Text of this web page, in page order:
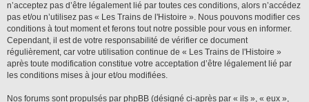
n’acceptez pas d’être légalement lié par toutes ces conditions, alors n’accédez
pas et/ou n’utilisez pas « Les Trains de l'Histoire ». Nous pouvons modifier ces
conditions à tout moment et ferons tout notre possible pour vous en informer.
Cependant, il est de votre responsabilité de vérifier ce document
régulièrement, car votre utilisation continue de « Les Trains de l'Histoire »
après toute modification constitue votre acceptation d’être légalement lié par
les conditions mises à jour et/ou modifiées.
Nos forums sont propulsés par phpBB (désigné ci-après par « ils », « eux »,